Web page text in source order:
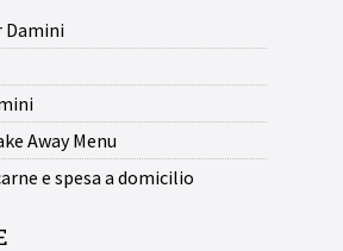
Damini
Away Menu
e spesa a domicilio